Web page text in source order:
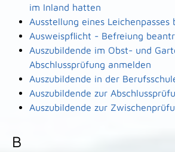
im Inland hatten
Ausstellung eines Leichenpasses
Ausweispflicht - Befreiung
Auszubildende im Obst- und
Abschlussprüfung anmelden
Auszubildende in der
Auszubildende zur
Auszubildende zur
B